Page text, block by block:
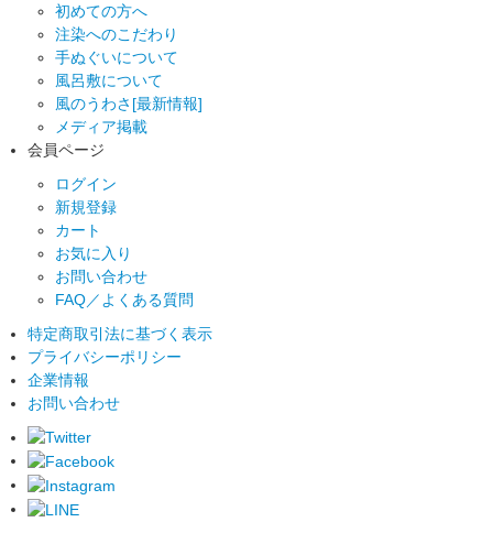
初めての方へ
注染へのこだわり
手ぬぐいについて
風呂敷について
風のうわさ[最新情報]
メディア掲載
会員ページ
ログイン
新規登録
カート
お気に入り
お問い合わせ
FAQ／よくある質問
特定商取引法に基づく表示
プライバシーポリシー
企業情報
お問い合わせ